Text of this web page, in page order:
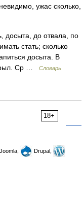
ужас сколько,
досыта, до отвала, по
стать; сколько
досыта. В
Ср …
Словарь
18+
Joomla,
Drupal,